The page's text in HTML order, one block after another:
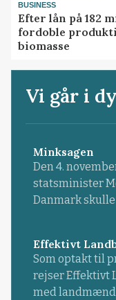
BUSINESS
Efter lån på 182
fordoble
biomasse
Vi går i
Minksagen
Den 4.
statsminister
Danmark
Effektivt
Som optakt til
rejser Effektivt
med landmænd